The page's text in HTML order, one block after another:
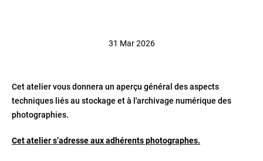
31 Mar 2026
Cet atelier vous donnera un aperçu général des aspects
techniques liés au stockage et à l'archivage numérique des
photographies.
Cet atelier s’adresse aux adhérents photographes.